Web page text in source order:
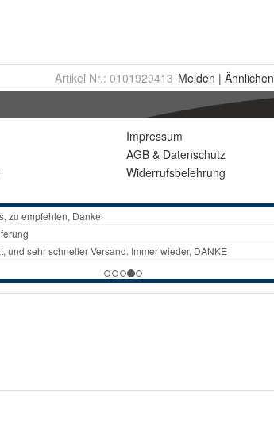
Artikel Nr.: 0101929413 Melden | Ähnlichen
Impressum
AGB & Datenschutz
Widerrufsbelehrung